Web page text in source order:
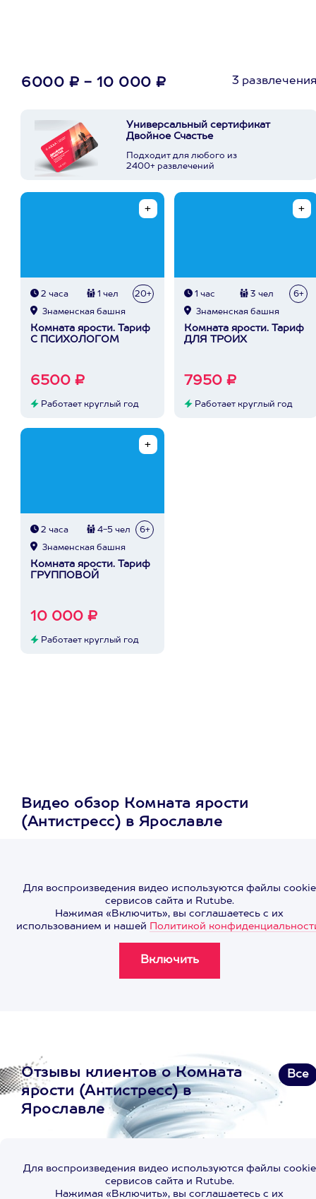
6000 ₽ - 10 000 ₽ 3
Универсальный сертификат
Двойное Счастье
Подходит для любого из
2400+ развлечений
2 часа 1 чел 20+
Знаменская башня
Комната ярости. Тариф
С ПСИХОЛОГОМ
6500 ₽
Работает круглый год
1 час 3 чел 6+
Знаменская башня
Комната ярости. Тариф
ДЛЯ ТРОИХ
7950 ₽
Работает круглый год
2 часа 4-5 чел 6+
Знаменская башня
Комната ярости. Тариф
ГРУППОВОЙ
10 000 ₽
Работает круглый год
Видео обзор Комната ярости
(Антистресс) в Ярославле
Для воспроизведения видео используются файлы cookie
сервисов сайта и Rutube.
Нажимая «Включить», вы соглашаетесь с их
использованием и нашей Политикой
Отзывы клиентов о Комната
ярости (Антистресс) в
Ярославле
Все
Для воспроизведения видео используются файлы cookie
сервисов сайта и Rutube.
Нажимая «Включить», вы соглашаетесь с их